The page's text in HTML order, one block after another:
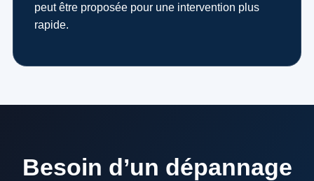
peut être proposée pour une intervention plus
rapide.
Besoin d’un dépannage